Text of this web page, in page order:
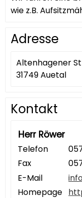
wie z.B.
Adresse
Altenhagener
31749 Auetal
Kontakt
Herr Röwer
Telefon
Fax
E-Mail
Homepage